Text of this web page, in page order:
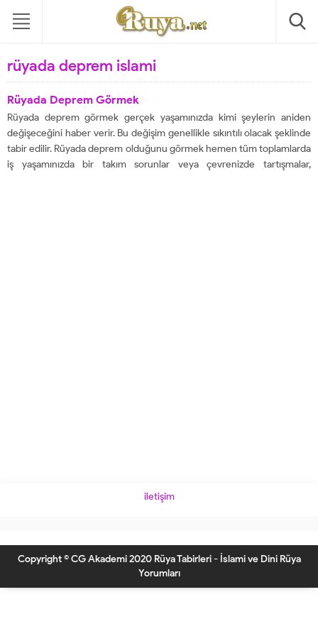
rüyada deprem islami
Rüyada Deprem Görmek
Rüyada deprem görmek gerçek yaşamınızda kimi şeylerin aniden
değişeceğini haber verir. Bu değişim genellikle sıkıntılı olacak şeklinde
tabir edilir. Rüyada deprem olduğunu görmek hemen tüm toplamlarda
iş yaşamınızda bir takım sorunlar veya çevrenizde tartışmalar,
iletişim
Copyright © CG Akademi 2020 Rüya Tabirleri - İslami ve Dini Rüya
Yorumları